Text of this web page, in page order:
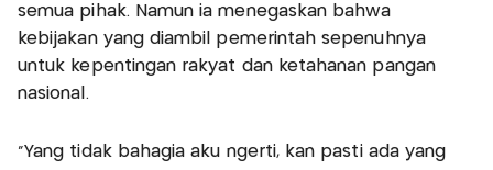
semua pihak. Namun ia menegaskan bahwa
kebijakan yang diambil pemerintah sepenuhnya
untuk kepentingan rakyat dan ketahanan pangan
nasional.
“Yang tidak bahagia aku ngerti, kan pasti ada yang